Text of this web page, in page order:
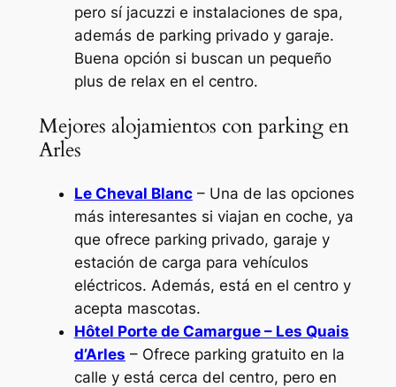
pero sí jacuzzi e instalaciones de spa,
además de parking privado y garaje.
Buena opción si buscan un pequeño
plus de relax en el centro.
Mejores alojamientos con parking en
Arles
Le Cheval Blanc– Una de las opciones
más interesantes si viajan en coche, ya
que ofrece parking privado, garaje y
estación de carga para vehículos
eléctricos. Además, está en el centro y
acepta mascotas.
Hôtel Porte de Camargue – Les Quais
d’Arles – Ofrece parking gratuito en la
calle y está cerca del centro, pero en